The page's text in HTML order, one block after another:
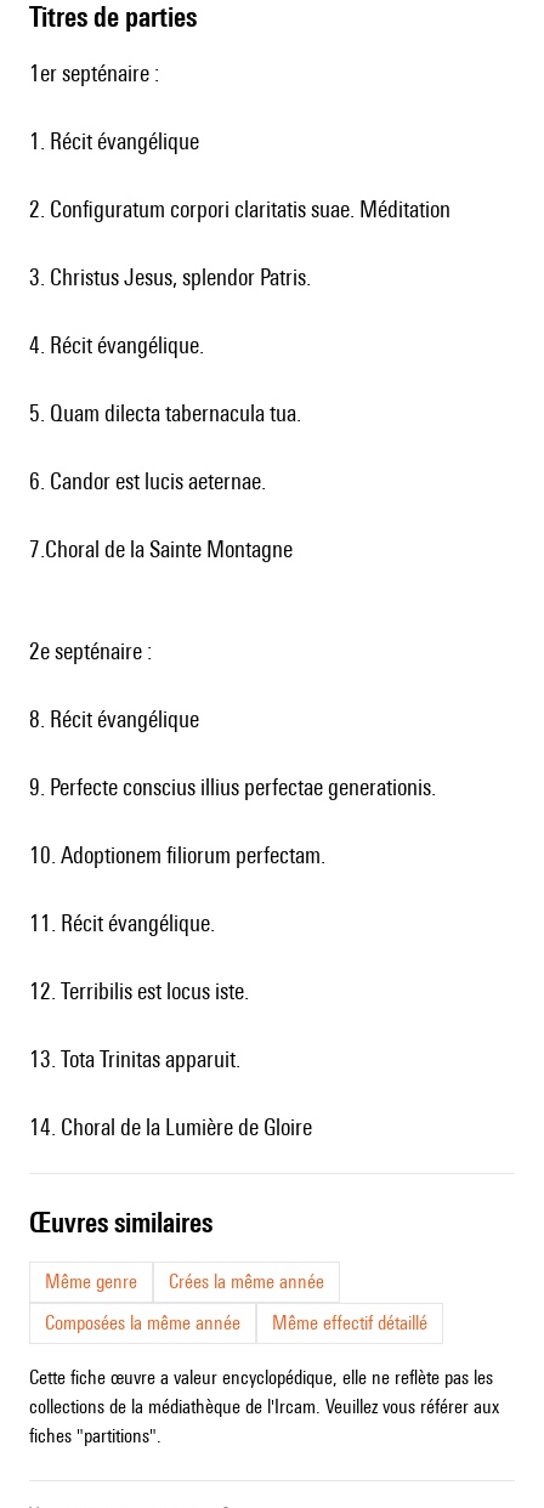
Titres de parties
1er septénaire :
1. Récit évangélique
2. Configuratum corpori claritatis suae. Méditation
3. Christus Jesus, splendor Patris.
4. Récit évangélique.
5. Quam dilecta tabernacula tua.
6. Candor est lucis aeternae.
7.Choral de la Sainte Montagne
2e septénaire :
8. Récit évangélique
9. Perfecte conscius illius perfectae generationis.
10. Adoptionem filiorum perfectam.
11. Récit évangélique.
12. Terribilis est locus iste.
13. Tota Trinitas apparuit.
14. Choral de la Lumière de Gloire
œuvres similaires
Même genre
Crées la même année
Composées la même année
Même effectif détaillé
Cette fiche œuvre a valeur encyclopédique, elle ne reflète pas les
collections de la médiathèque de l'Ircam. Veuillez vous référer aux
fiches "partitions".